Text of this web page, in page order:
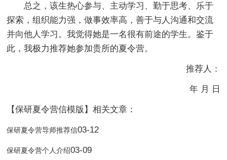
总之，该生热心参与、主动学习、勤于思考、乐于
探索，组织能力强，做事效率高，善于与人沟通和交流
并向他人学习。我觉得她是一名很有前途的学生。鉴于
此，我极力推荐她参加贵所的夏令营。
推荐人：
年 月 日
【保研夏令营信模版】相关文章：
保研夏令营导师推荐信03-12
保研夏令营个人介绍03-09